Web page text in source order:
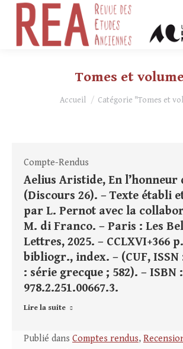
Tomes et
Vous êtes ici :
Accueil Catégorie "Tomes et
Compte-Rendus
Aelius Aristide, En l’honneur
(Discours 26). – Texte établi
par L. Pernot avec la
M. di Franco. – Paris : Les
Lettres, 2025. – CCLXVI+366
bibliogr., index. – (CUF, ISSN
: série grecque ; 582). – ISBN :
978.2.251.00667.3.
Lire la suite
Publié dans Comptes rendus,